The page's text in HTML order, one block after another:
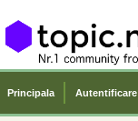
Principala Autentificare